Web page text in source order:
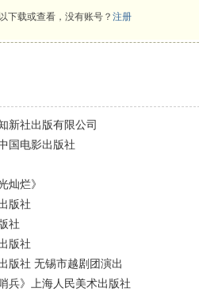
下载或查看，没有账号？ 注册
新社出版有限公司
国电影出版社
灿烂》
版社
社
版社
版社 无锡市越剧团演出
兵》上海人民美术出版社